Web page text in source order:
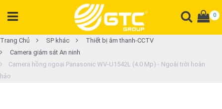
0
Trang Chủ SP khác
Thiết bị âm thanh-CCTV
Camera giám sát An ninh
Camera hồng ngoại Panasonic WV-U1542L (4.0 Mp) - Ngoài trời hoàn
hảo
DANH
MỤC